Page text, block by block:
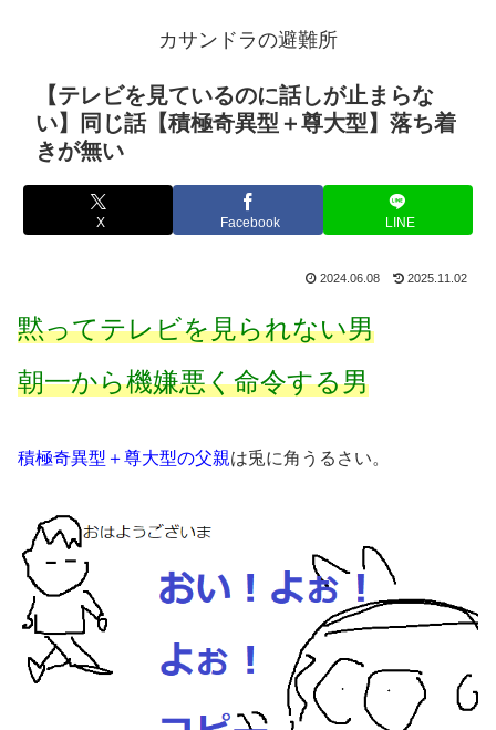
カサンドラの避難所
【テレビを見ているのに話しが止まらな
い】同じ話【積極奇異型＋尊大型】落ち着
きが無い
X Facebook LINE
2024.06.08 2025.11.02
黙ってテレビを見られない男
朝一から機嫌悪く命令する男
積極奇異型＋尊大型の父親は兎に角うるさい。